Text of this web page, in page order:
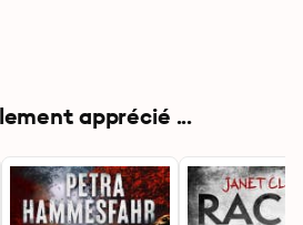
komponierter Psychothriller
will mit allen Mitteln ein
andere möchte nur die
könnte eine Mörderin sein.
apprécié ...